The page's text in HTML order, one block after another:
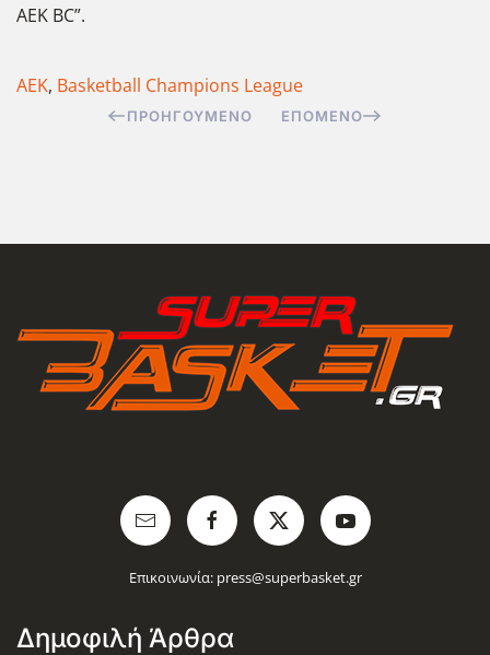
ΑΕΚ BC”.
ΑΕΚ, Basketball Champions League
ΠΡΟΗΓΟΎΜΕΝΟ ΕΠΌΜΕΝΟ
Επικοινωνία: press@superbasket.gr
Δημοφιλή Άρθρα